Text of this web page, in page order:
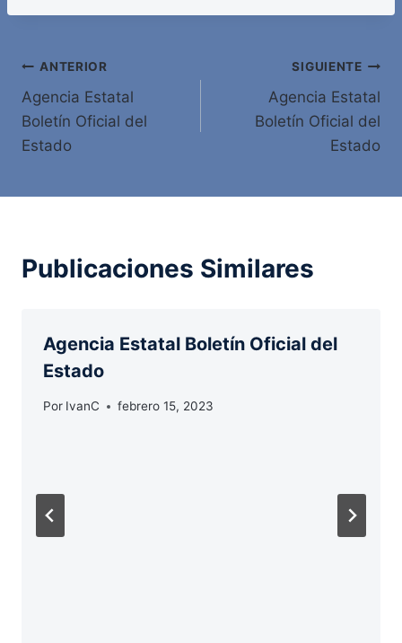
Navegación
de
entradas
ANTERIOR
Agencia Estatal
Boletín Oficial del
Estado
SIGUIENTE
Agencia Estatal
Boletín Oficial del
Estado
Publicaciones Similares
Agencia Estatal Boletín Oficial del
Estado
Por IvanC febrero 15, 2023